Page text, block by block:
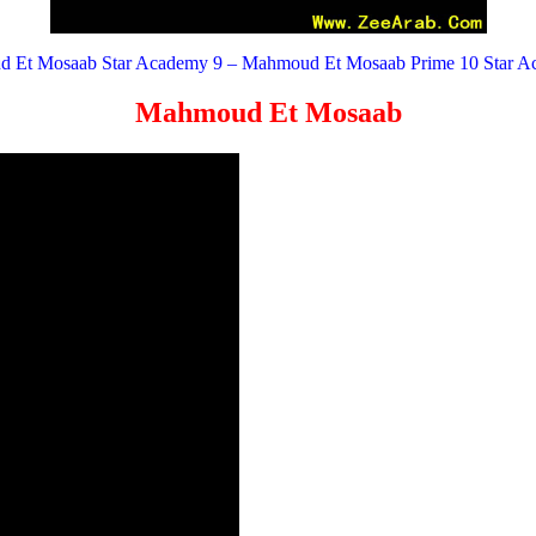
Et Mosaab Star Academy 9 – Mahmoud Et Mosaab Prime 10 Star
Mahmoud Et Mosaab